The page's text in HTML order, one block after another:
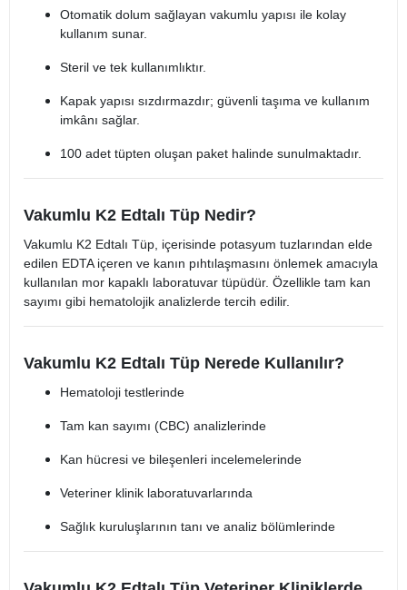
Otomatik dolum sağlayan vakumlu yapısı ile kolay
kullanım sunar.
Steril ve tek kullanımlıktır.
Kapak yapısı sızdırmazdır; güvenli taşıma ve kullanım
imkânı sağlar.
100 adet tüpten oluşan paket halinde sunulmaktadır.
Vakumlu K2 Edtalı Tüp Nedir?
Vakumlu K2 Edtalı Tüp, içerisinde potasyum tuzlarından elde
edilen EDTA içeren ve kanın pıhtılaşmasını önlemek amacıyla
kullanılan mor kapaklı laboratuvar tüpüdür. Özellikle tam kan
sayımı gibi hematolojik analizlerde tercih edilir.
Vakumlu K2 Edtalı Tüp Nerede Kullanılır?
Hematoloji testlerinde
Tam kan sayımı (CBC) analizlerinde
Kan hücresi ve bileşenleri incelemelerinde
Veteriner klinik laboratuvarlarında
Sağlık kuruluşlarının tanı ve analiz bölümlerinde